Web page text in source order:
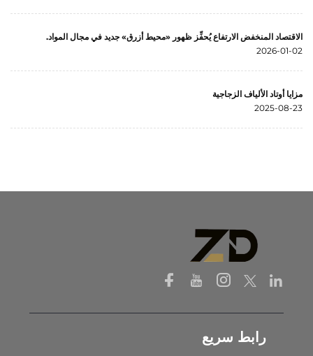
الاقتصاد المنخفض الارتفاع يُحفِّز ظهور «محيط أزرق» جديد في مجال المواد.
2026-01-02
مزايا أوتاد الألياف الزجاجية
2025-08-23
رابط سريع